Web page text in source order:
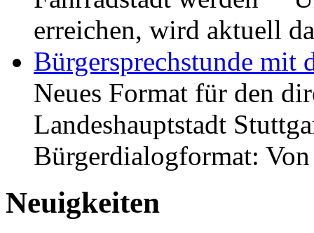
erreichen, wird aktuell
Bürgersprechstunde mit
Neues Format für den
Landeshauptstadt
Bürgerdialogformat:
Neuigkeiten